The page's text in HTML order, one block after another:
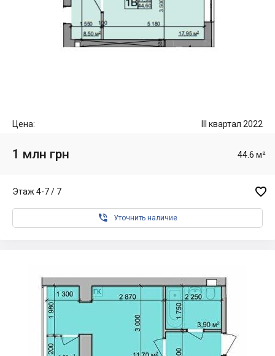
Цена: III квартал 2022
1 млн грн 44.6 м²
Этаж 4-7 / 7 
 Уточнить наличие